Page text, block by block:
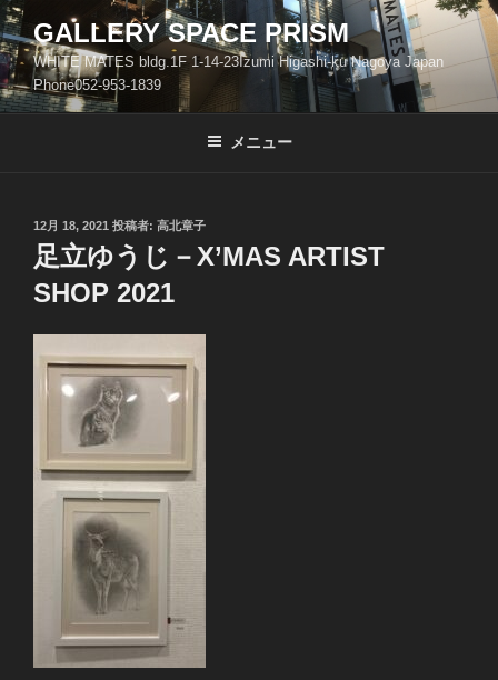
コ
ン
テ
ン
ツ
GALLERY SPACE PRISM
WHITE MATES bldg.1F 1-14-23Izumi Higashi-ku Nagoya Japan
Phone052-953-1839
メニュー
投
稿
日:
12月 18, 2021 投稿者: 高北章子
足立ゆうじ－X’MAS ARTIST
SHOP 2021